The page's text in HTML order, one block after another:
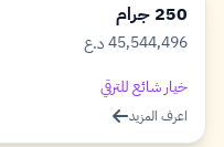
250 جرام
45,544,496دينار
د.ع
خيار شائع للترقي
اعرف المزيد